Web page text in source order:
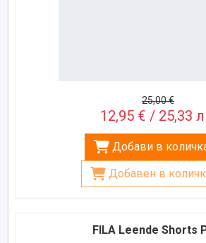
25,00 €
12,95 € / 25,33
Добави в
Добавен в
FILA Leende Shorts